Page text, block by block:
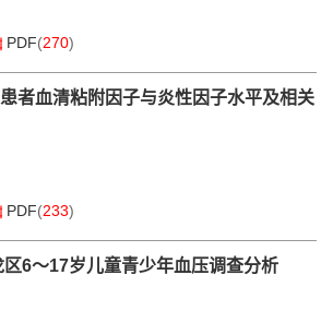
PDF(270)
者血清粘附因子与炎性因子水平及相关
PDF(233)
6～17岁儿童青少年血压调查分析